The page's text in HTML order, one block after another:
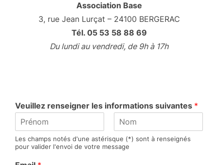
Association Base
3, rue Jean Lurçat – 24100 BERGERAC
Tél. 05 53 58 88 69
Du lundi au vendredi, de 9h à 17h
Veuillez renseigner les informations suivantes *
r
é
o
m
Les champs notés d'une astérisque (*) sont à renseignés
pour valider l'envoi de votre message